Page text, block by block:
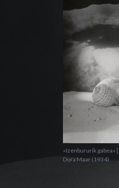
«Izenbururik gabea»
Dora Maar (1934)